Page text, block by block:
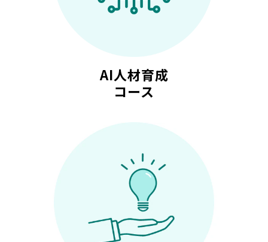
AI人材育成
コース